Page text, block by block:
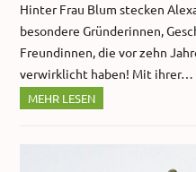
Hinter Frau Blum stecken
besondere Gründerinnen,
Freundinnen, die vor zehn
verwirklicht haben! Mit ihrer…
MEHR LESEN